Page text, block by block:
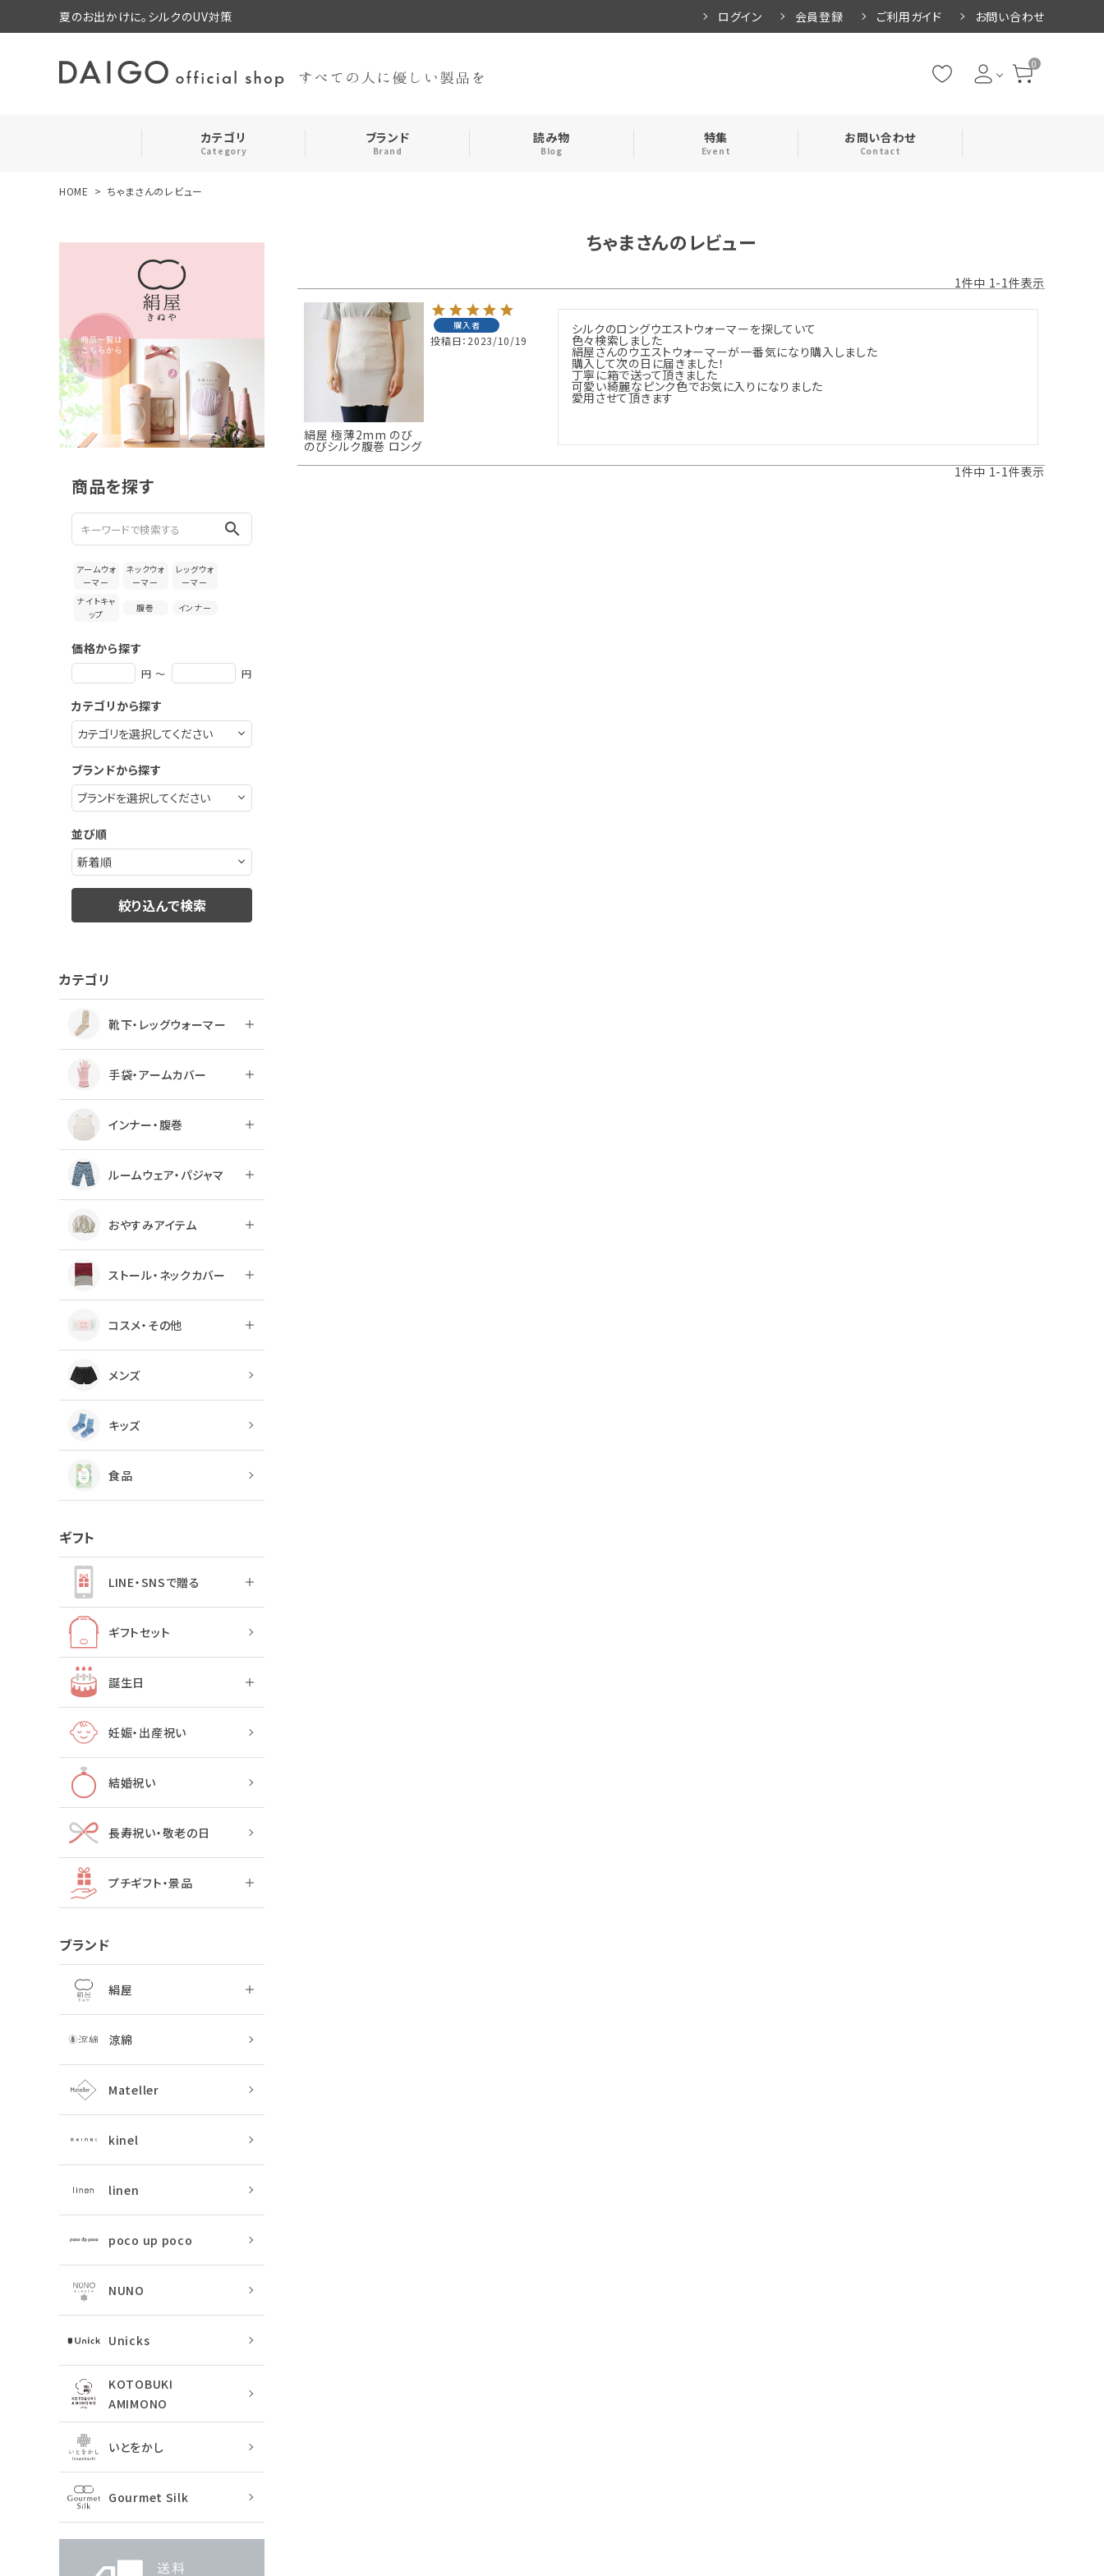
夏のお出かけに。シルクのUV対策 ログイン 会員登録 ご利用ガイド お問い合わせ
0
カテゴリ
Category
メンズ
食品
ブランド
Brand
読み物
Blog
特集
Event
お問い合わせ
Contact
お気に入り
新着＆再入荷商品
カテゴリーから探す
ギフトを探す
ブランドから探す
HOME ちゃまさんのレビュー
商品を探す
search
アームウォ
ーマー
ネックウォ
ーマー
レッグウォ
ーマー
ナイトキャ
ップ
腹巻 インナー
価格から探す
円 ～ 円
カテゴリから探す
ブランドから探す
並び順
絞り込んで検索
カテゴリ
靴下・レッグウォーマー
手袋・アームカバー
インナー・腹巻
ルームウェア・パジャマ
おやすみアイテム
ストール・ネックカバー
コスメ・その他
メンズ
キッズ
食品
ギフト
LINE・SNSで贈る
ギフトセット
誕生日
妊娠・出産祝い
結婚祝い
長寿祝い・敬老の日
プチギフト・景品
ブランド
絹屋
涼綿
Mateller
kinel
linen
poco up poco
NUNO
Unicks
KOTOBUKI
AMIMONO
いとをかし
Gourmet Silk
ちゃまさんのレビュー
1件中 1-1件表示
絹屋 極薄2mm のび
のびシルク腹巻 ロング
購入者
投稿日 2023/10/19
シルクのロングウエストウォーマーを探していて
色々検索しました
絹屋さんのウエストウォーマーが一番気になり購入しました
購入して次の日に届きました！
丁寧に箱で送って頂きました
可愛い綺麗なピンク色でお気に入りになりました
愛用させて頂きます
1件中 1-1件表示